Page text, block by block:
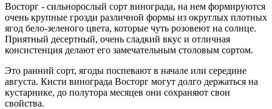
Восторг - сильнорослый сорт винограда, на нем формируются
очень крупные грозди различной формы из округлых плотных
ягод бело-зеленого цвета, которые чуть розовеют на солнце.
Приятный десертный, очень сладкий вкус и отличная
консистенция делают его замечательным столовым сортом.
Это ранний сорт, ягоды поспевают в начале или середине
августа. Кисти винограда Восторг могут долго держаться на
кустарнике, до полутора месяцев они сохраняют свои
свойства.